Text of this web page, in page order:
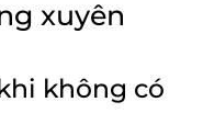
xuyên
không có